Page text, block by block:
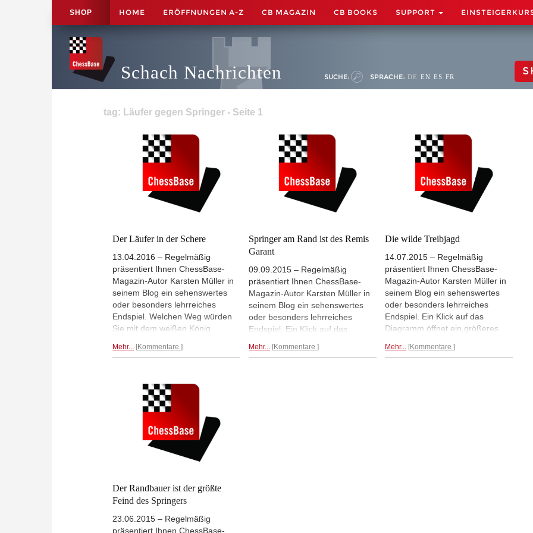
SHOP HOME ERÖFFNUNGEN A-Z CB MAGAZIN CB BOOKS SUPPORT
Schach Nachrichten SUCHE: SPRACHE: DE EN ES FR
tag: Läufer gegen Springer - Seite 1
Der Läufer in der Schere
13.04.2016 – Regelmäßig
präsentiert Ihnen ChessBase-
Magazin-Autor Karsten Müller in
seinem Blog ein sehenswertes
oder besonders lehrreiches
Endspiel. Welchen Weg würden
Sie mit dem weißen König
erreichen? Für ein größeres
Mehr... Kommentare
Springer am Rand ist des Remis
Garant
09.09.2015 – Regelmäßig
präsentiert Ihnen ChessBase-
Magazin-Autor Karsten Müller in
seinem Blog ein sehenswertes
oder besonders lehrreiches
Endspiel. Ein Klick auf das
Brett.Diagramm...
Mehr... Kommentare
Die wilde Treibjagd
14.07.2015 – Regelmäßig
präsentiert Ihnen ChessBase-
Magazin-Autor Karsten Müller in
seinem Blog ein sehenswertes
oder besonders lehrreiches
Endspiel. Ein Klick auf das
Diagramm öffnet ein größeres
Karsten Müller wieder mit
Mehr... Kommentare
Der Randbauer ist der größte
Feind des Springers
23.06.2015 – Regelmäßig
präsentiert Ihnen ChessBase-